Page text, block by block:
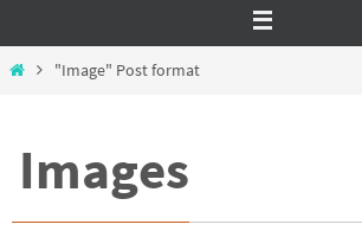
Home"Image" Post format
Images